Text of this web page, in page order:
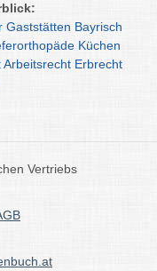
Gaststätten Bayrisch
Küchen
Arbeitsrecht Erbrecht
Vertriebs